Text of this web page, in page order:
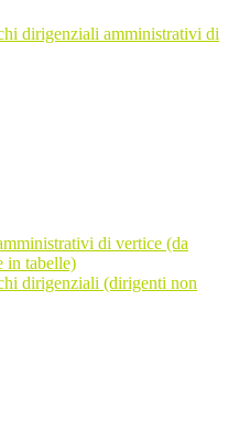
dirigenziali amministrativi di
di vertice (da
in tabelle)
dirigenziali (dirigenti non